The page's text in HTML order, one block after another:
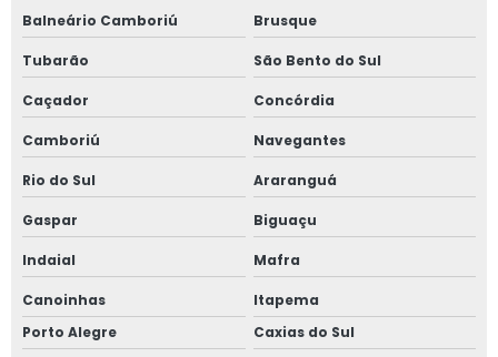
Serviço de detecção de amônia
Serviço de elaboração de prontuário nr 10
Serviço de inspeção de tubulação industrial
Serviço de inspeção em caldeiras
Serviço de inspeção em caldeiras e vasos de pressão
Serviço de inspeção em tubulações
Serviço de laudo e inspeção nr13
Balneário Camboriú Brusque
Tubarão São Bento do Sul
Caçador Concórdia
Camboriú Navegantes
Rio do Sul Araranguá
Gaspar Biguaçu
Indaial Mafra
Canoinhas
Itapema
Porto Alegre
Caxias do Sul